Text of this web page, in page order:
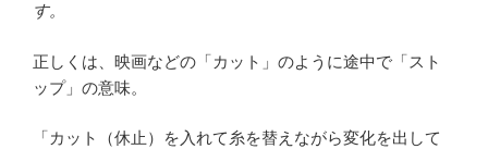
す。
正しくは、映画などの「カット」のように途中で「スト
ップ」の意味。
「カット（休止）を入れて糸を替えながら変化を出して